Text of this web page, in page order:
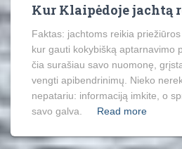
Kur Klaipėdoje jachtą
Faktas: jachtoms reikia
kur gauti kokybišką aptarnavimo
čia surašiau savo nuomonę,
vengti apibendrinimų. Nieko
nepatariu: informaciją imkite, o
savo galva.
Read more